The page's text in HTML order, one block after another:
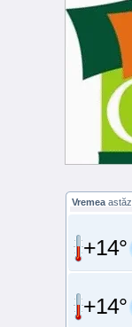
Vremea
+14°
+14°